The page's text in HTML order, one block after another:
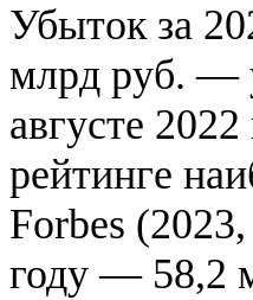
Убыток за
млрд руб. —
августе
рейтинге
Forbes
году — 58,2